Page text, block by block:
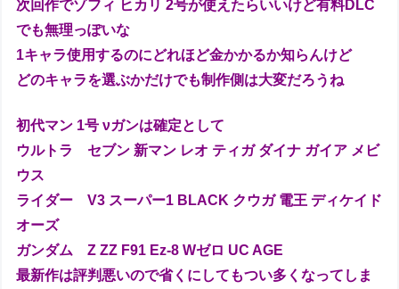
次回作でゾフィ ヒカリ 2号が使えたらいいけど有料DLC
でも無理っぽいな
1キャラ使用するのにどれほど金かかるか知らんけど
どのキャラを選ぶかだけでも制作側は大変だろうね
初代マン 1号 νガンは確定として
ウルトラ セブン 新マン レオ ティガ ダイナ ガイア メビ
ウス
ライダー V3 スーパー1 BLACK クウガ 電王 ディケイド
オーズ
ガンダム Z ZZ F91 Ez-8 Wゼロ UC AGE
最新作は評判悪いので省くにしてもつい多くなってしま